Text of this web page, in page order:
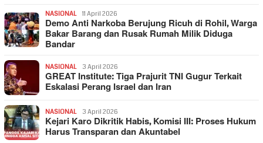
NASIONAL 11 April 2026
Demo Anti Narkoba Berujung Ricuh di Rohil, Warga
Bakar Barang dan Rusak Rumah Milik Diduga
Bandar
NASIONAL 3 April 2026
GREAT Institute: Tiga Prajurit TNI Gugur Terkait
Eskalasi Perang Israel dan Iran
NASIONAL 3 April 2026
Kejari Karo Dikritik Habis, Komisi III: Proses Hukum
Harus Transparan dan Akuntabel